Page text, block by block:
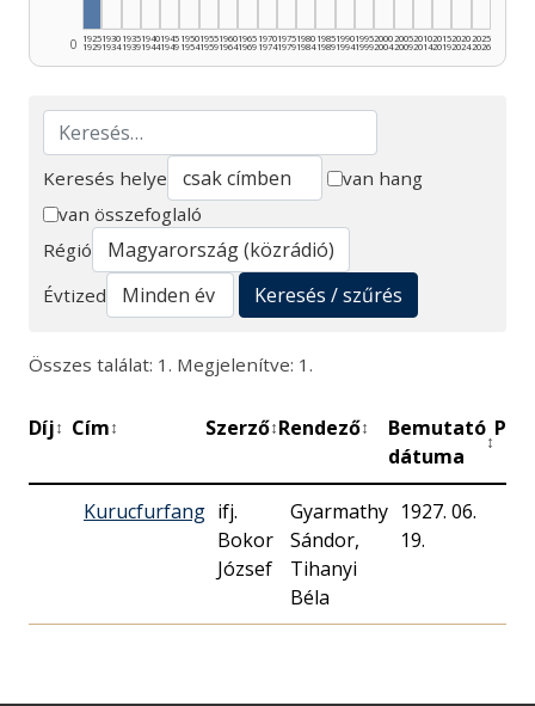
0 1925
1929
1930
1934
1935
1939
1940
1944
1945
1949
1950
1954
1955
1959
1960
1964
1965
1969
1970
1974
1975
1979
1980
1984
1985
1989
1990
1994
1995
1999
2000
2004
2005
2009
2010
2014
2015
2019
2020
2024
2025
2026
Keresés
Keresés helye
van hang
van összefoglaló
Régió
Évtized
Keresés / szűrés
Összes találat: 1. Megjelenítve: 1.
Díj↕ Cím↕ Szerző↕Rendező↕
Bemutató
dátuma
↕
Perc
Kurucfurfang ifj.
Bokor
József
Gyarmathy
Sándor,
Tihanyi
Béla
1927. 06.
19.